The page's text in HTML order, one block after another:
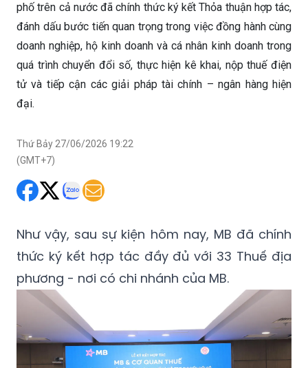
phố trên cả nước đã chính thức ký kết Thỏa thuận hợp tác,
đánh dấu bước tiến quan trọng trong việc đồng hành cùng
doanh nghiệp, hộ kinh doanh và cá nhân kinh doanh trong
quá trình chuyển đổi số, thực hiện kê khai, nộp thuế điện
tử và tiếp cận các giải pháp tài chính – ngân hàng hiện
đại.
Thứ Bảy 27/06/2026 19:22
(GMT+7)
Như vậy, sau sự kiện hôm nay, MB đã chính
thức ký kết hợp tác đầy đủ với 33 Thuế địa
phương - nơi có chi nhánh của MB.